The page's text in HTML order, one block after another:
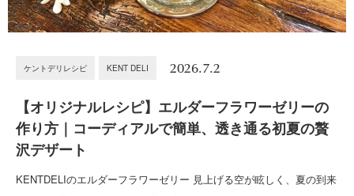
ケントデリレシピ KENT DELI 2026.7.2
【オリジナルレシピ】エルダーフラワーゼリーの
作り方｜コーディアルで簡単、透き通る初夏の贅
沢デザート
KENTDELIのエルダーフラワーゼリー 見上げる空が眩しく、夏の到来